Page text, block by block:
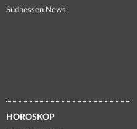
Südhessen News
HOROSKOP